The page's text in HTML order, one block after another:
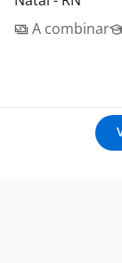
A combinar